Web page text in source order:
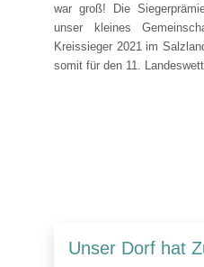
war groß! Die
unser kleines
Kreissieger 2021 im
somit für den 11.
Unser Dorf hat